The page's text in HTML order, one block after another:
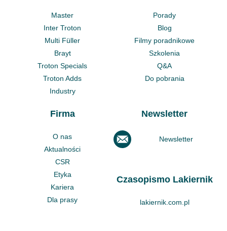
Master
Inter Troton
Multi Füller
Brayt
Troton Specials
Troton Adds
Industry
Porady
Blog
Filmy poradnikowe
Szkolenia
Q&A
Do pobrania
Firma
O nas
Aktualności
CSR
Etyka
Kariera
Dla prasy
Newsletter
Newsletter
Czasopismo Lakiernik
lakiernik.com.pl